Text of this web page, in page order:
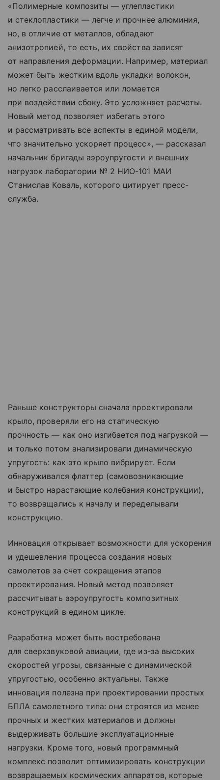
«Полимерные композиты — углепластики
и стеклопластики — легче и прочнее алюминия,
но, в отличие от металлов, обладают
анизотропией, то есть, их свойства зависят
от направления деформации. Например, материал
может быть жестким вдоль укладки волокон,
но легко расслаивается или ломается
при воздействии сбоку. Это усложняет расчеты.
Новый метод позволяет избегать этого
и рассматривать все аспекты в единой модели,
что значительно ускоряет процесс», — рассказал
начальник бригады аэроупругости и внешних
нагрузок лаборатории № 2 НИО-101 МАИ
Станислав Коваль, которого цитирует пресс-
служба.
Раньше конструкторы сначала проектировали
крыло, проверяли его на статическую
прочность — как оно изгибается под нагрузкой —
и только потом анализировали динамическую
упругость: как это крыло вибрирует. Если
обнаруживался флаттер (самовозникающие
и быстро нарастающие колебания конструкции),
то возвращались к началу и переделывали
конструкцию.
Инновация открывает возможности для ускорения
и удешевления процесса создания новых
самолетов за счет сокращения этапов
проектирования. Новый метод позволяет
рассчитывать аэроупругость композитных
конструкций в едином цикле.
Разработка может быть востребована
для сверхзвуковой авиации, где из-за высоких
скоростей угрозы, связанные с динамической
упругостью, особенно актуальны. Также
инновация полезна при проектировании простых
БПЛА самолетного типа: они строятся из менее
прочных и жестких материалов и должны
выдерживать большие эксплуатационные
нагрузки. Кроме того, новый программный
комплекс позволит оптимизировать конструкции
возвращаемых космических аппаратов, которые